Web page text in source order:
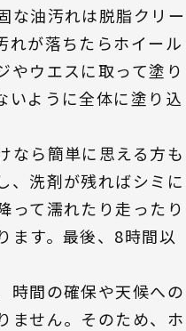
な油汚れは脱脂クリー
れが落ちたらホイール
やウエスに取って塗り
いように全体に塗り込
なら簡単に思える方も
、洗剤が残ればシミに
って濡れたり走ったり
ます。最後、8時間以
時間の確保や天候への
ません。そのため、ホ